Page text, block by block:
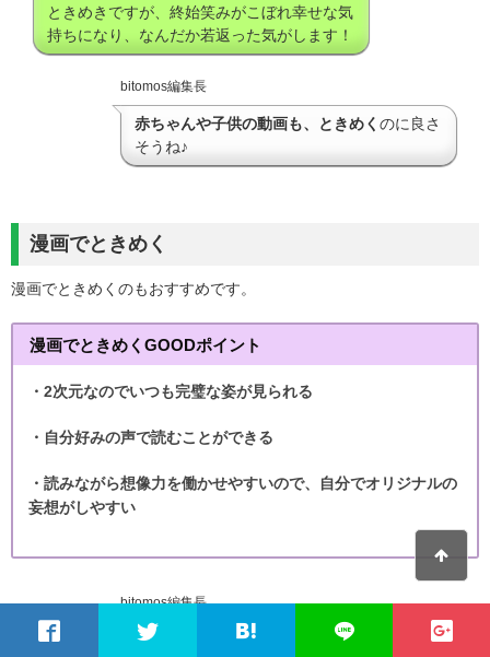
ときめきですが、終始笑みがこぼれ幸せな気
持ちになり、なんだか若返った気がします！
bitomos編集長
赤ちゃんや子供の動画も、ときめく のに良さ
そうね♪
漫画でときめく
漫画でときめくのもおすすめです。
漫画でときめくGOODポイント
・2次元なのでいつも完璧な姿が見られる
・自分好みの声で読むことができる
・読みながら想像力を働かせやすいので、自分でオリジナルの
妄想がしやすい
bitomos編集長
芸能人は熱愛発覚したり不祥事が起きたりし